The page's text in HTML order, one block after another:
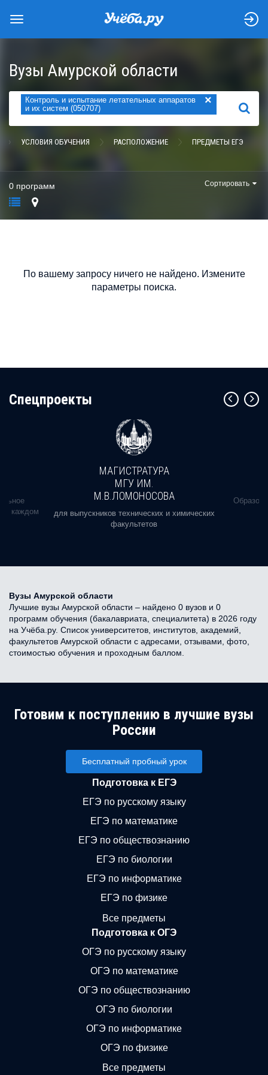
Вузы Амурской области
Контроль и испытание летательных аппаратов
и их систем (050707)
×
НАЙТИ
УСЛОВИЯ ОБУЧЕНИЯ РАСПОЛОЖЕНИЕ ПРЕДМЕТЫ ЕГЭ
0 программ Сортировать
По вашему запросу ничего не найдено. Измените
параметры поиска.
Cпецпроекты
в каждом
МАГИСТРАТУРА
МГУ ИМ.
М.В.ЛОМОНОСОВА
для выпускников технических и химических
факультетов
Вузы Амурской области
Лучшие вузы Амурской области – найдено 0 вузов и 0
программ обучения (бакалавриата, специалитета) в 2026 году
на Учёба.ру. Список университетов, институтов, академий,
факультетов Амурской области с адресами, отзывами, фото,
стоимостью обучения и проходным баллом.
Готовим к поступлению в лучшие вузы
России
Бесплатный пробный урок
Подготовка к ЕГЭ
ЕГЭ по русскому языку
ЕГЭ по математике
ЕГЭ по обществознанию
ЕГЭ по биологии
ЕГЭ по информатике
ЕГЭ по физике
Все предметы
Подготовка к ОГЭ
ОГЭ по русскому языку
ОГЭ по математике
ОГЭ по обществознанию
ОГЭ по биологии
ОГЭ по информатике
ОГЭ по физике
Все предметы